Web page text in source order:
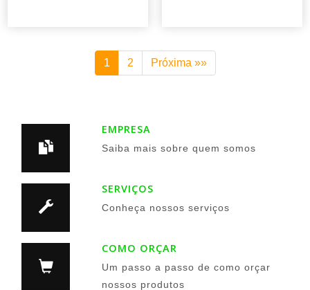
1 2 Próxima »»
EMPRESA
Saiba mais sobre quem somos
SERVIÇOS
Conheça nossos serviços
COMO ORÇAR
Um passo a passo de como orçar
nossos produtos